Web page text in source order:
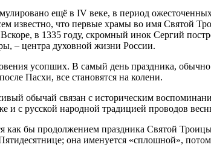
ещё в IV веке, в период
известно, что первые храмы во имя Святой
в 1335 году, скромный инок Сергий
– центра духовной жизни России.
усопших. В самый день праздника,
Пасхи, все становятся на колени.
обычай связан с историческим
и с русской народной традицией проводов
как бы продолжением праздника Святой
она именуется «сплошной»,